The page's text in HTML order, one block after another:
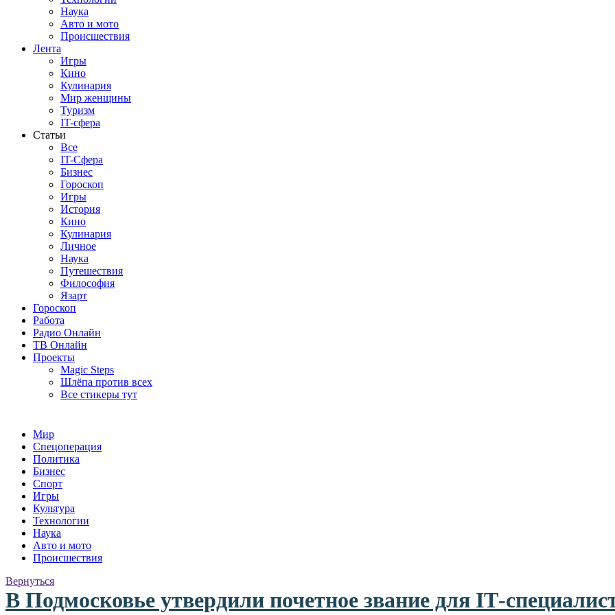
Наука
Авто и мото
Происшествия
Лента
Игры
Кино
Кулинария
Мир женщины
Туризм
IT-сфера
Статьи
Все
IT-Сфера
Бизнес
Гороскоп
Игры
История
Кино
Кулинария
Личное
Наука
Путешествия
Философия
Язарт
Гороскоп
Работа
Радио Онлайн
ТВ Онлайн
Проекты
Magic Steps
Шлёпа против всех
Все стикеры тут
Мир
Спецоперация
Политика
Бизнес
Спорт
Игры
Культура
Технологии
Наука
Авто и мото
Происшествия
Вернуться
В Подмосковье утвердили почетное звание для IТ-